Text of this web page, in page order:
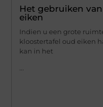
Het gebruiken
eiken
Indien u een grote
kloostertafel oud eiken
kan in het